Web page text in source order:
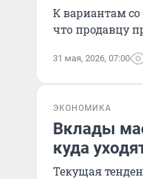
К вариантам со
что продавцу
31 мая, 2026, 07:00
ЭКОНОМИКА
Вклады
куда
Текущая